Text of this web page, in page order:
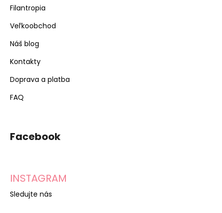
Filantropia
Veľkoobchod
Náš blog
Kontakty
Doprava a platba
FAQ
Facebook
INSTAGRAM
Sledujte nás